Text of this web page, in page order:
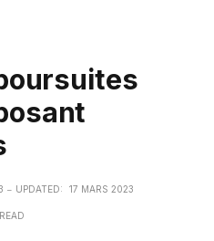
UPDATED: 17 MARS 2023